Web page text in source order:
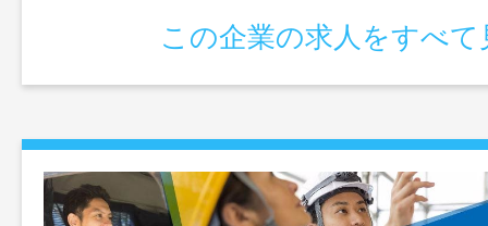
応で走り回る激しい忙しさはありません
場の雰囲気をご覧いただける見学が可能
問い合わせください。（フルタイムでの
この企業の求人をすべて